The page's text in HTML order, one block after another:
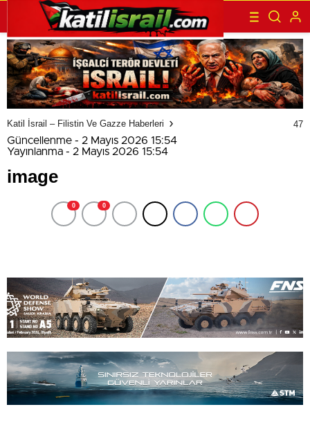
Katil İsrail – Filistin Ve Gazze Haberleri 47
Güncellenme - 2 Mayıs 2026 15:54
Yayınlanma - 2 Mayıs 2026 15:54
image
0 0